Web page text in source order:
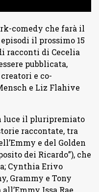
comedy che farà il
il prossimo 15
racconti di Cecelia
pubblicata,
e co-
e Liz Flahive
luce il pluripremiato
raccontate, tra
e del Golden
dei Ricardo”), che
Cynthia Erivo
Grammy e Tony
Issa Rae